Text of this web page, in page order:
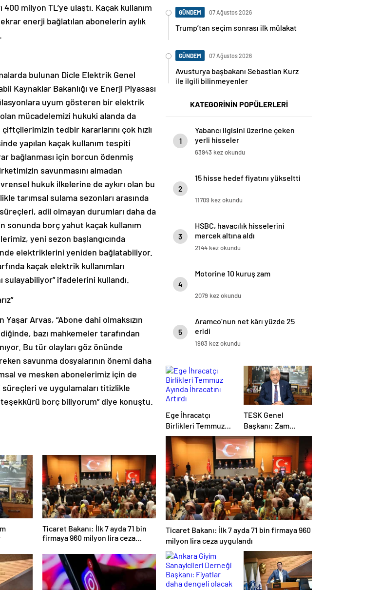
milyon TL’ye ulaştı. Kaçak kullanım
enerji bağlatılan abonelerin aylık
bulunan Dicle Elektrik Genel
Kaynaklar Bakanlığı ve Enerji Piyasası
uyum gösteren bir elektrik
mücadelemizi hukuki alanda da
tedbir kararlarını çok hızlı
yapılan kaçak kullanım tespiti
bağlanması için borcun ödenmiş
savunmasını almadan
hukuk ilkelerine de aykırı olan bu
tarımsal sulama sezonları arasında
adil olmayan durumları daha da
sonunda borç yahut kaçak kullanım
yeni sezon başlangıcında
elektriklerini yeniden bağlatabiliyor.
kaçak elektrik kullanımları
ifadelerini kullandı.
Arvas, “Abone dahi olmaksızın
bazı mahkemeler tarafından
Bu tür olayları göz önünde
savunma dosyalarının önemi daha
ve mesken abonelerimiz için de
ve uygulamaları titizlikle
borç biliyorum” diye konuştu.
Ticaret Bakanı: İlk 7 ayda 71 bin
firmaya 960 milyon lira ceza
GÜNDEM 07 Ağustos 2026
Trump’tan seçim sonrası ilk mülakat
GÜNDEM 07 Ağustos 2026
Avusturya başbakanı Sebastian Kurz
ile ilgili bilinmeyenler
KATEGORİNİN POPÜLERLERİ
1
Yabancı ilgisini üzerine çeken
yerli hisseler
63943 kez okundu
2
15 hisse hedef fiyatını yükseltti
11709 kez okundu
3
HSBC, havacılık hisselerini
mercek altına aldı
2144 kez okundu
4
Motorine 10 kuruş zam
2079 kez okundu
5
Aramco’nun net kârı yüzde 25
eridi
1983 kez okundu
Ege İhracatçı
Birlikleri Temmuz
Ayında İhracatını
Artırdı
TESK Genel
Başkanı: Zam
yapılırsa enflasyon
artar
Ticaret Bakanı: İlk 7 ayda 71 bin firmaya 960
milyon lira ceza uygulandı